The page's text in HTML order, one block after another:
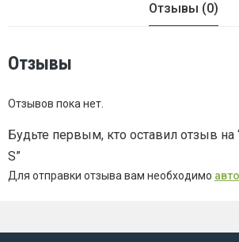
Отзывы (0)
Отзывы
Отзывов пока нет.
Будьте первым, кто оставил отзыв на
S”
Для отправки отзыва вам необходимо